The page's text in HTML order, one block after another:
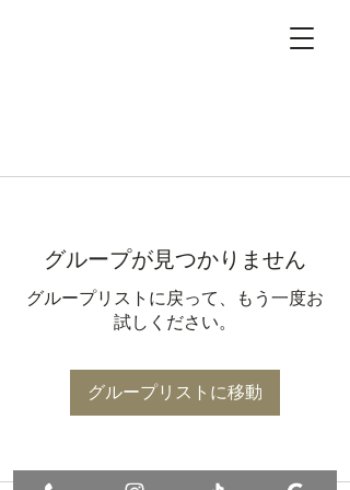
グループが見つかりません
グループリストに戻って、もう一度お
試しください。
グループリストに移動